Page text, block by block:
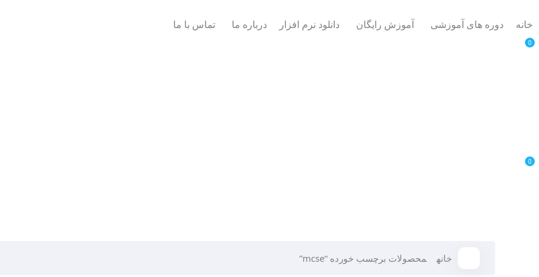
خانه دوره های آموزشی آموزش رایگان دانلود نرم افزار درباره ما تماس با ما
0
0
خانه محصولات برچسب خورده “mcse”